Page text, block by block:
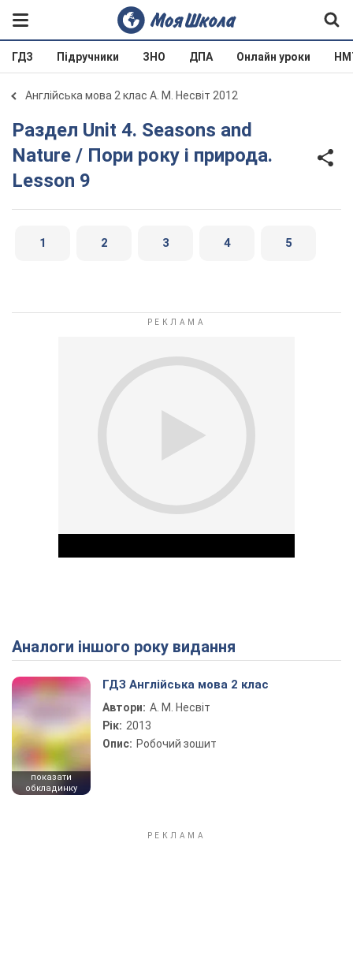
ГДЗ Підручники ЗНО ДПА Онлайн уроки
Англійська мова 2 клас А. М. Несвіт 2012
Раздел Unit 4. Seasons and
Nature / Пори року і природа.
Lesson 9
1 2 3 4 5
Play Video
Аналоги іншого року видання
показати
обкладинку
ГДЗ Англійська мова 2 клас
Автори: А. М. Несвіт
Рік: 2013
Опис: Робочий зошит